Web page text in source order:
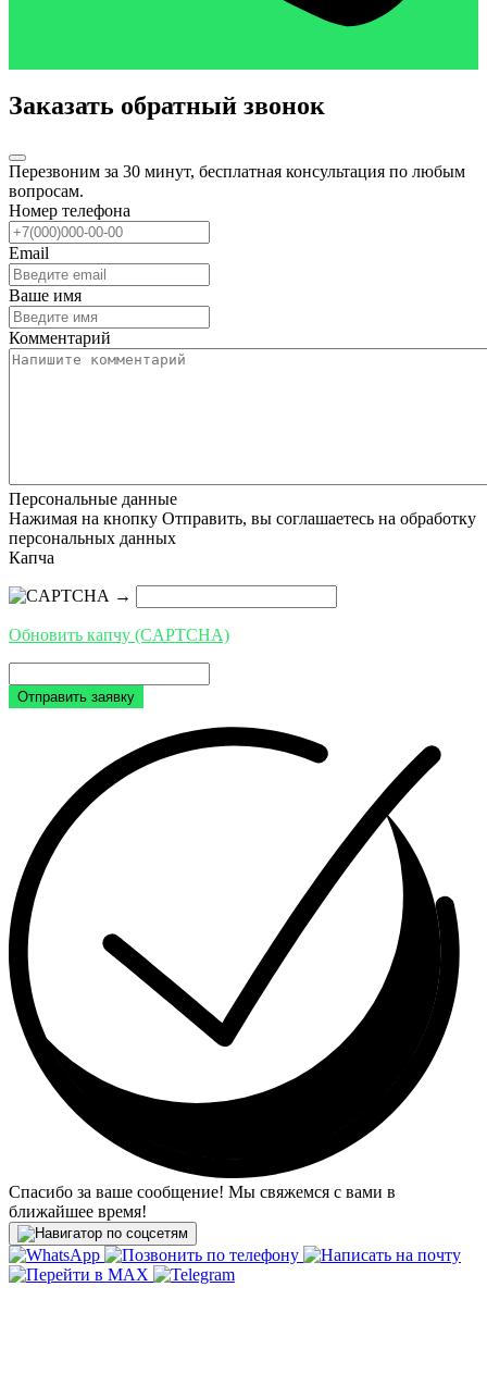
Заказать обратный звонок
Перезвоним за 30 минут, бесплатная консультация по любым
вопросам.
Номер телефона
Email
Ваше имя
Комментарий
Персональные данные
Нажимая на кнопку Отправить, вы соглашаетесь на обработку
персональных данных
Капча
→
Обновить капчу (CAPTCHA)
Отправить заявку
Спасибо за ваше сообщение! Мы свяжемся с вами в
ближайшее время!